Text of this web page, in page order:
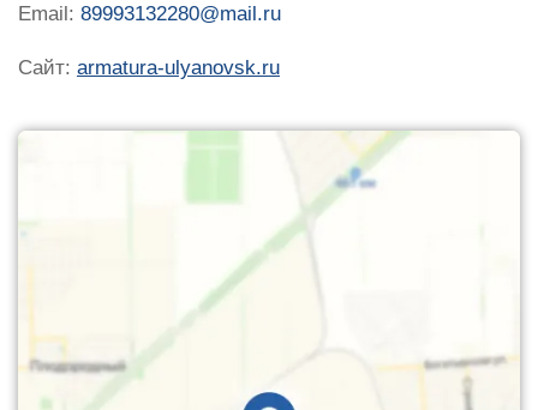
Email: 89993132280@mail.ru
Сайт: armatura-ulyanovsk.ru